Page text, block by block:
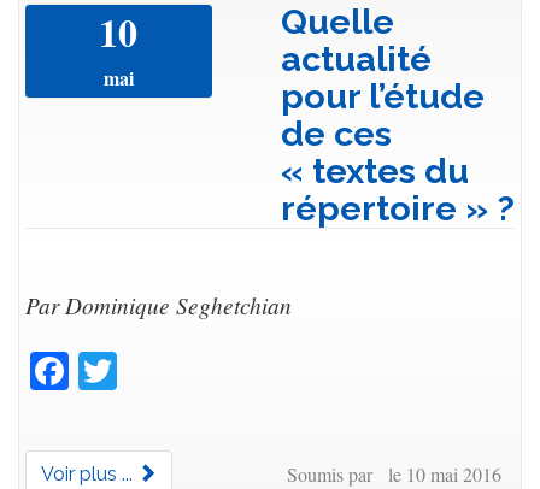
10
mai
Quelle
actualité
pour l’étude
de ces
« textes du
répertoire » ?
Par Dominique Seghetchian
Facebook
Voir plus ... Soumis par le 10 mai 2016